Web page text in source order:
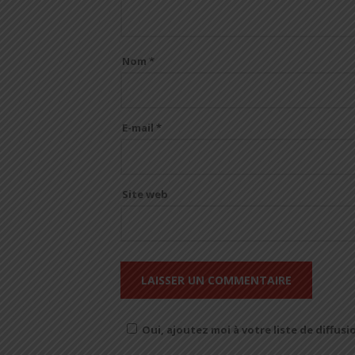
Nom *
E-mail *
Site web
Oui, ajoutez moi à votre liste de